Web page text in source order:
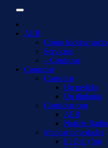
AER
Cómo hacerse socio
Servicios
– Contactar
Contactar
Consultar
Un pedido
Un diploma
Contactar con
AER
Notizie Radio
Mandar novedades
El Dial (fm)